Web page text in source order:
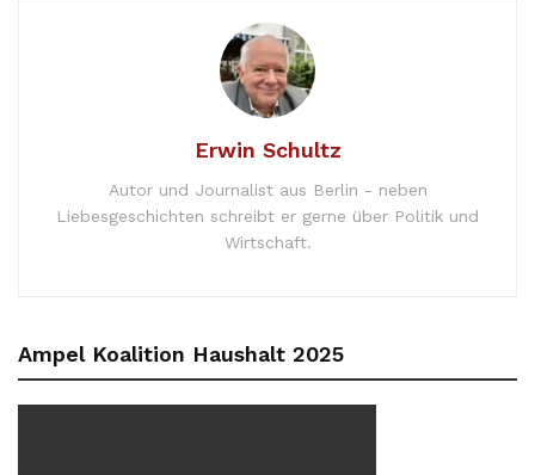
Erwin Schultz
Autor und Journalist aus Berlin - neben
Liebesgeschichten schreibt er gerne über Politik und
Wirtschaft.
Ampel Koalition Haushalt 2025